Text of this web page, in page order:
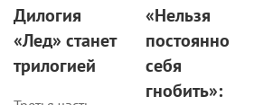
Дилогия
«Лед» станет
трилогией
«Нельзя
постоянно
себя
гнобить»: